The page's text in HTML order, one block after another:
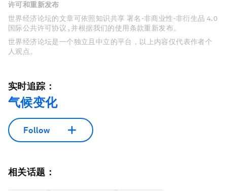
许可和重新发布
世界经济论坛的文章可依照知识共享 署名-非商业性-非衍生品 4.0
国际公共许可协议 , 并根据我们的使用条款重新发布。
世界经济论坛是一个独立且中立的平台，以上内容仅代表作者个
人观点。
实时追踪：
气候变化
Follow
相关话题：